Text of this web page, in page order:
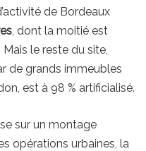
de Bordeaux
, dont la moitié est
le reste du site,
de grands immeubles
est à 98 % artificialisé.
sur un montage
opérations urbaines, la